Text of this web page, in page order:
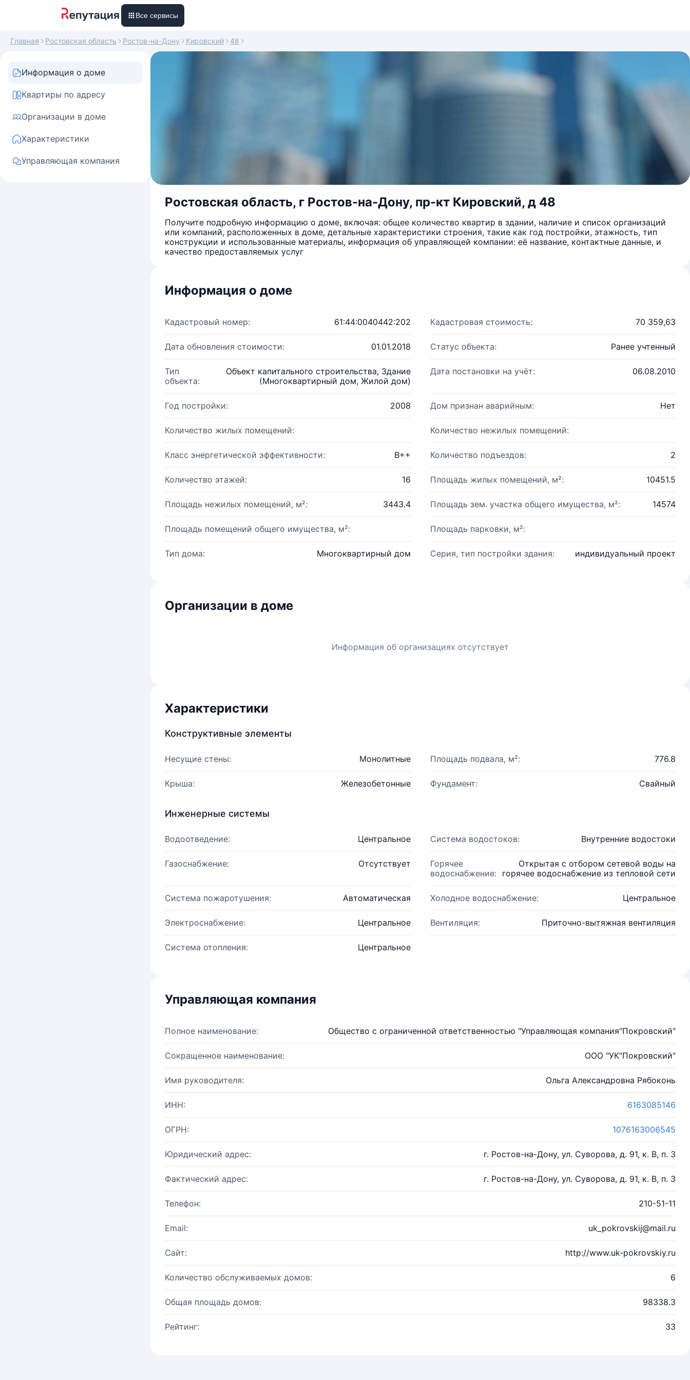
Все сервисы
Главная Ростовская область Ростов-на-Дону Кировский 48
Информация о доме
Квартиры по адресу
Организации в доме
Характеристики
Управляющая компания
Ростовская область, г Ростов-на-Дону, пр-кт Кировский, д 48
Получите подробную информацию о доме, включая: общее количество квартир в здании, наличие и список организаций
или компаний, расположенных в доме, детальные характеристики строения, такие как год постройки, этажность, тип
конструкции и использованные материалы, информация об управляющей компании: её название, контактные данные, и
качество предоставляемых услуг
Информация о доме
Кадастровый номер: 61:44:0040442:202 Кадастровая стоимость: 70 359,63
Дата обновления стоимости: 01.01.2018 Статус объекта: Ранее учтенный
Тип
объекта:
Объект капитального строительства, Здание
(Многоквартирный дом, Жилой дом)
Дата постановки на учёт: 06.08.2010
Год постройки: 2008 Дом признан аварийным: Нет
Количество жилых помещений: Количество нежилых помещений:
Класс энергетической эффективности: B++ Количество подъездов: 2
Количество этажей: 16 Площадь жилых помещений, м²: 10451.5
Площадь нежилых помещений, м²: 3443.4 Площадь зем. участка общего имущества, м²: 14574
Площадь помещений общего имущества, м²: Площадь парковки, м²:
Тип дома: Многоквартирный дом Серия, тип постройки здания: индивидуальный проект
Организации в доме
Информация об организациях отсутствует
Характеристики
Конструктивные элементы
Несущие стены: Монолитные Площадь подвала, м²: 776.8
Крыша: Железобетонные Фундамент: Свайный
Инженерные системы
Водоотведение: Центральное Система водостоков: Внутренние водостоки
Газоснабжение: Отсутствует
Горячее
водоснабжение:
Открытая с отбором сетевой воды на
горячее водоснабжение из тепловой сети
Система пожаротушения: Автоматическая Холодное водоснабжение: Центральное
Электроснабжение: Центральное Вентиляция: Приточно-вытяжная вентиляция
Система отопления: Центральное
Управляющая компания
Полное наименование: Общество с ограниченной ответственностью "Управляющая компания"Покровский"
Сокращенное наименование: ООО "УК"Покровский"
Имя руководителя: Ольга Александровна Рябоконь
ИНН: 6163085146
ОГРН: 1076163006545
Юридический адрес: г. Ростов-на-Дону, ул. Суворова, д. 91, к. В, п. 3
Фактический адрес: г. Ростов-на-Дону, ул. Суворова, д. 91, к. В, п. 3
Телефон: 210-51-11
Email: uk_pokrovskij@mail.ru
Сайт: http://www.uk-pokrovskiy.ru
Количество обслуживаемых домов: 6
Общая площадь домов: 98338.3
Рейтинг: 33